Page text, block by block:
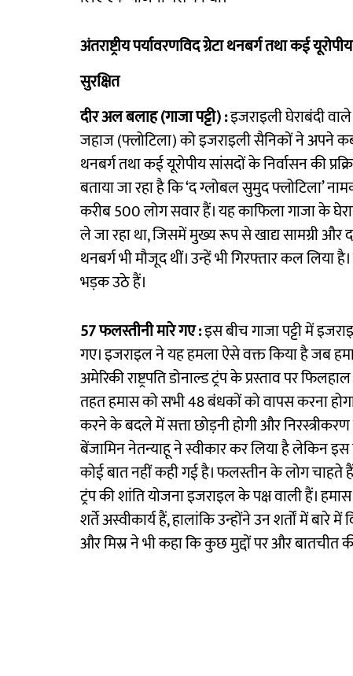
अंतराष्ट्रीय पर्यावरणविद ग्रेटा थनबर्ग तथा कई
सुरक्षित
दीर अल बलाह (गाजा पट्टी) :इजराइली घेराबंदी
जहाज (फ्लोटिला) को इजराइली सैनिकों ने अपने
थनबर्ग तथा कई यूरोपीय सांसदों के निर्वासन की
बताया जा रहा है कि ‘द ग्लोबल सुमुद
करीब 500 लोग सवार हैं। यह काफिला गाजा के
ले जा रहा था, जिसमें मुख्य रूप से खाद्य सामग्री और
थनबर्ग भी मौजूद थीं। उन्हें भी गिरफ्तार कल लिया
भड़क उठे हैं।
57 फलस्तीनी मारे गए :इस बीच गाजा पट्टी में
गए। इजराइल ने यह हमला ऐसे वक्त किया है जब
अमेरिकी राष्ट्रपति डोनाल्ड ट्रंप के प्रस्ताव पर
तहत हमास को सभी 48 बंधकों को वापस करना
करने के बदले में सत्ता छोड़नी होगी और निरस्त्रीकरण
बेंजामिन नेतन्याहू ने स्वीकार कर लिया है लेकिन
कोई बात नहीं कही गई है। फलस्तीन के लोग चाहते
ट्रंप की शांति योजना इजराइल के पक्ष वाली हैं।
शर्ते अस्वीकार्य हैं, हालांकि उन्होंने उन शर्तों में बारे
और मिस्र ने भी कहा कि कुछ मुद्दों पर और बातचीत